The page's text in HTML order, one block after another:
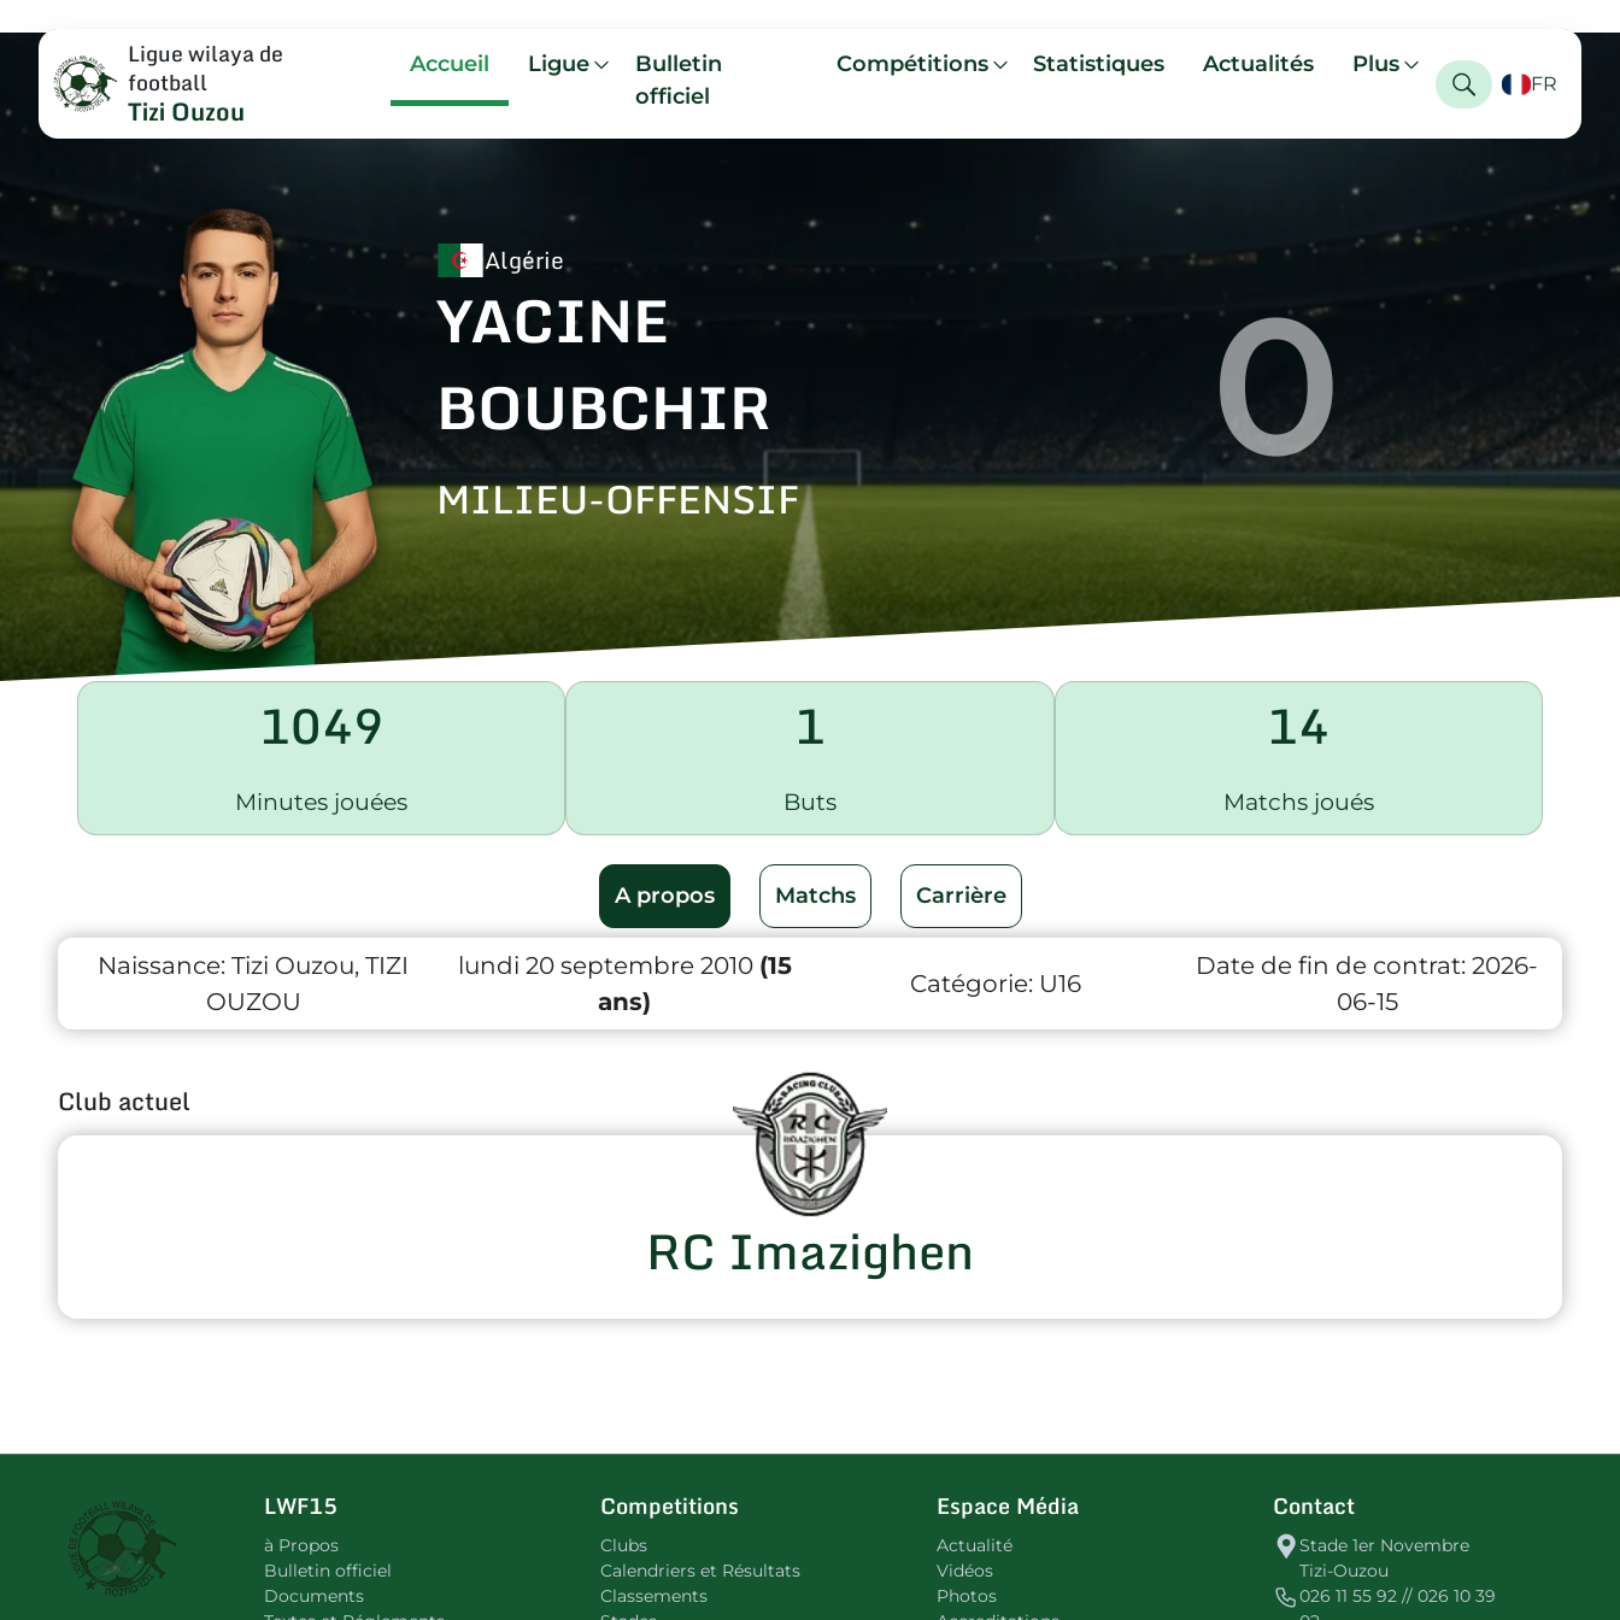
Ligue wilaya de
football
Tizi Ouzou
Accueil Ligue
Bulletin
officiel
Compétitions Statistiques Actualités Plus
FR
Algérie
YACINE
BOUBCHIR
MILIEU-OFFENSIF 0
1049
Minutes jouées
1
Buts
14
Matchs joués
A propos Matchs Carrière
Naissance: Tizi Ouzou, TIZI
OUZOU
lundi 20 septembre 2010 (15
ans)
Catégorie: U16
Date de fin de contrat: 2026-
06-15
Club actuel
RC Imazighen
LWF15
à Propos
Bulletin officiel
Documents
Competitions
Clubs
Calendriers et Résultats
Classements
Espace Média
Actualité
Vidéos
Photos
Contact
Stade 1er Novembre
Tizi-Ouzou
026 11 55 92 // 026 10 39